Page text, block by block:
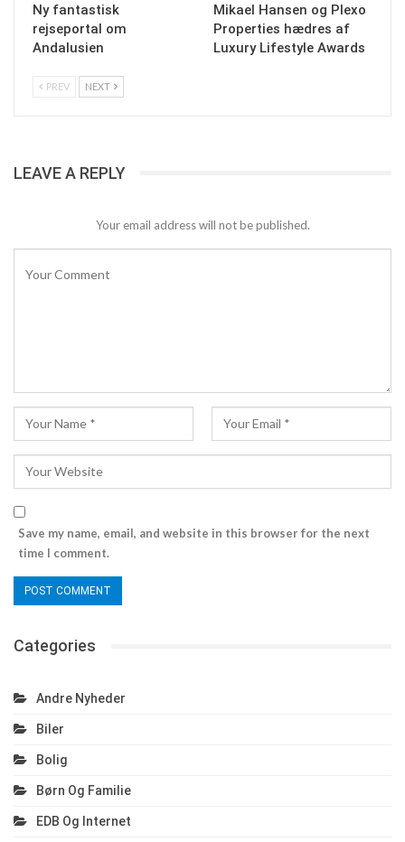
Ny fantastisk
rejseportal om
Andalusien
Mikael Hansen og Plexo
Properties hædres af
Luxury Lifestyle Awards
PREV NEXT
LEAVE A REPLY
Your email address will not be published.
Save my name, email, and website in this browser for the next
time I comment.
Categories
Andre Nyheder
Biler
Bolig
Børn Og Familie
EDB Og Internet